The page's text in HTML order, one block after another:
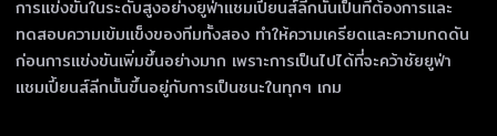
การแข่งขันในระดับสูงอย่างยูฟ่าแชมเปี้ยนส์ลีกนั้นเป็นที่ต้องการและ
ทดสอบความเข้มแข็งของทีมทั้งสอง ทำให้ความเครียดและความกดดัน
ก่อนการแข่งขันเพิ่มขึ้นอย่างมาก เพราะการเป็นไปได้ที่จะคว้าชัยยูฟ่า
แชมเปี้ยนส์ลีกนั้นขึ้นอยู่กับการเป็นชนะในทุกๆ เกม